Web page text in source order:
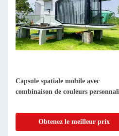
Capsule spatiale mobile avec
combinaison de couleurs
Obtenez le meilleur prix